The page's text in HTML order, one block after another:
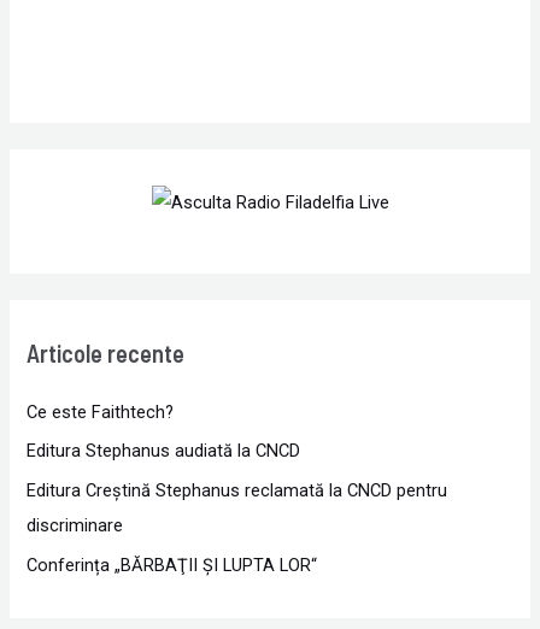
Articole recente
Ce este Faithtech?
Editura Stephanus audiată la CNCD
Editura Creștină Stephanus reclamată la CNCD pentru
discriminare
Conferința „BĂRBAŢII ŞI LUPTA LOR“